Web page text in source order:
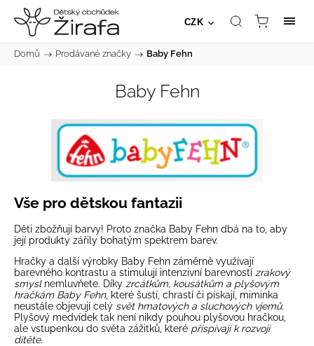
CZK
Domů / Prodávané značky / Baby Fehn
Baby Fehn
Vše pro dětskou fantazii
Děti zbožňují barvy! Proto značka Baby Fehn dbá na to, aby
její produkty zářily bohatým spektrem barev.
Hračky a další výrobky Baby Fehn záměrně využívají
barevného kontrastu a stimulují intenzivní barevností zrakový
smysl nemluvňete. Díky zrcátkům, kousátkům a plyšovým
hračkám Baby Fehn, které šustí, chrastí či pískají, miminka
neustále objevují celý svět hmatových a sluchových vjemů.
Plyšový medvídek tak není nikdy pouhou plyšovou hračkou,
ale vstupenkou do světa zážitků, které přispívají k rozvoji
dítěte.